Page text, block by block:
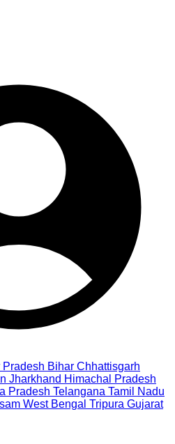
Pradesh Bihar Chhattisgarh
Jharkhand Himachal Pradesh
Pradesh Telangana Tamil Nadu
West Bengal Tripura Gujarat